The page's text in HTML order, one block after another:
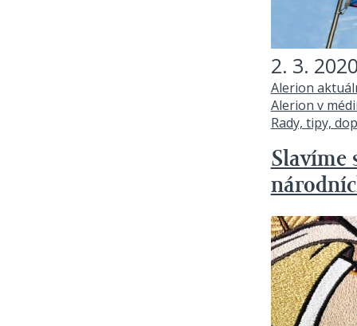
2. 3.
Alerion
Alerion v
Rady, tipy,
Slavíme